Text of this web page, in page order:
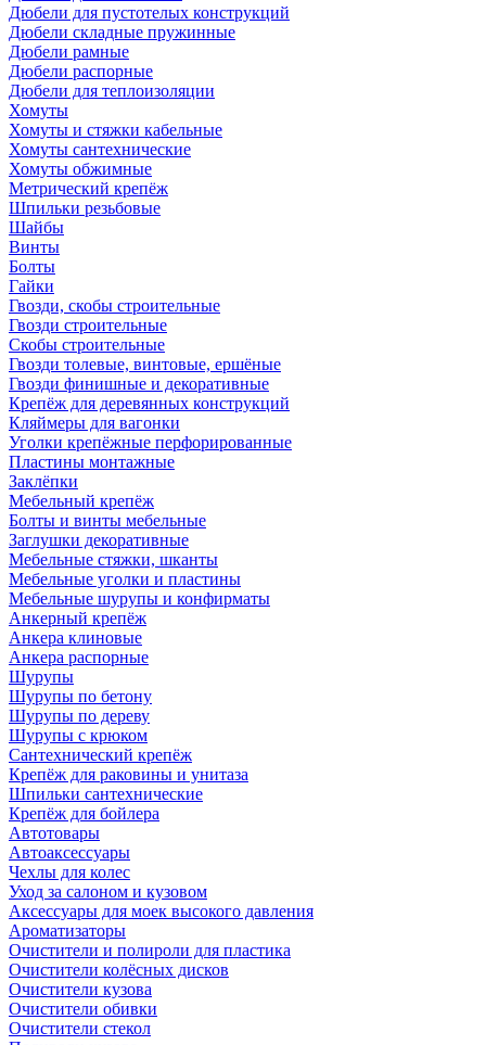
Дюбели для пустотелых конструкций
Дюбели складные пружинные
Дюбели рамные
Дюбели распорные
Дюбели для теплоизоляции
Хомуты
Хомуты и стяжки кабельные
Хомуты сантехнические
Хомуты обжимные
Метрический крепёж
Шпильки резьбовые
Шайбы
Винты
Болты
Гайки
Гвозди, скобы строительные
Гвозди строительные
Скобы строительные
Гвозди толевые, винтовые, ершёные
Гвозди финишные и декоративные
Крепёж для деревянных конструкций
Кляймеры для вагонки
Уголки крепёжные перфорированные
Пластины монтажные
Заклёпки
Мебельный крепёж
Болты и винты мебельные
Заглушки декоративные
Мебельные стяжки, шканты
Мебельные уголки и пластины
Мебельные шурупы и конфирматы
Анкерный крепёж
Анкера клиновые
Анкера распорные
Шурупы
Шурупы по бетону
Шурупы по дереву
Шурупы с крюком
Сантехнический крепёж
Крепёж для раковины и унитаза
Шпильки сантехнические
Крепёж для бойлера
Автотовары
Автоаксессуары
Чехлы для колес
Уход за салоном и кузовом
Аксессуары для моек высокого давления
Ароматизаторы
Очистители и полироли для пластика
Очистители колёсных дисков
Очистители кузова
Очистители обивки
Очистители стекол